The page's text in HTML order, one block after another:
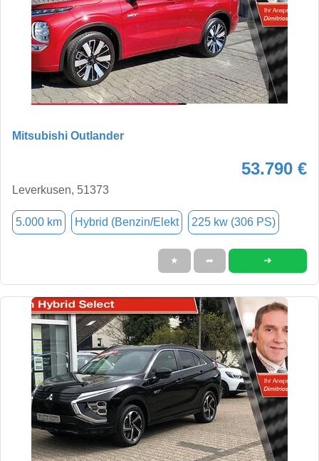
Mitsubishi Outlander
53.790 €
Leverkusen, 51373
5.000 km Hybrid (Benzin/Elekt 225 kw (306 PS)
★ ➦ ➜